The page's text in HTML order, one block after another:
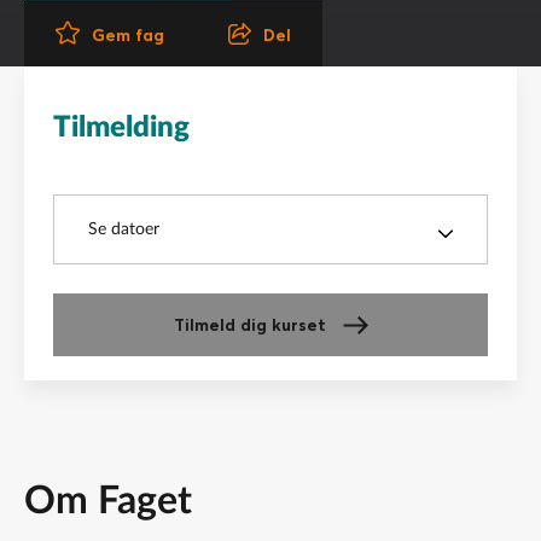
Del
Gem fag
Om Faget
Tilmelding
Se datoer
Tilmeld dig kurset